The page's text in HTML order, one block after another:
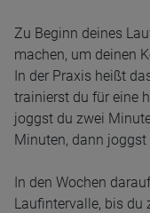
Zu Beginn deines
machen, um deinen
In der Praxis heißt
trainierst du für eine
joggst du zwei
Minuten, dann
In den Wochen
Laufintervalle, bis du